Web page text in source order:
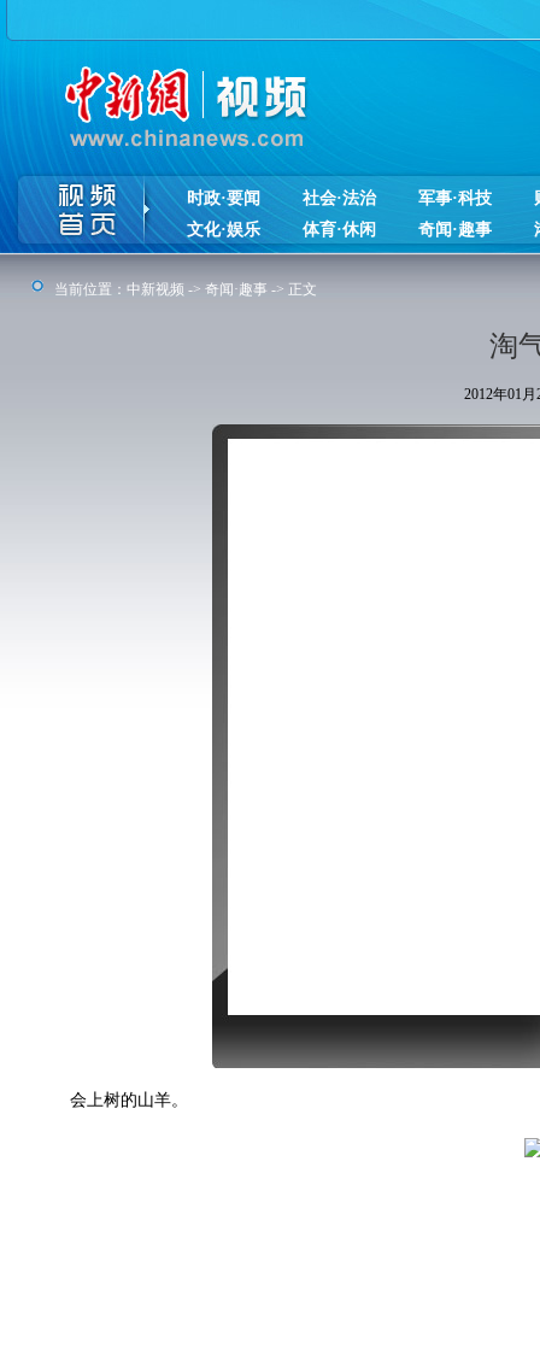
时政·要闻 社会·法治 军事·科技
文化·娱乐
体育·休闲 奇闻·趣事
当前位置： 中新视频 -> 奇闻·趣事 -> 正文
淘
2012年01
会上树的山羊。